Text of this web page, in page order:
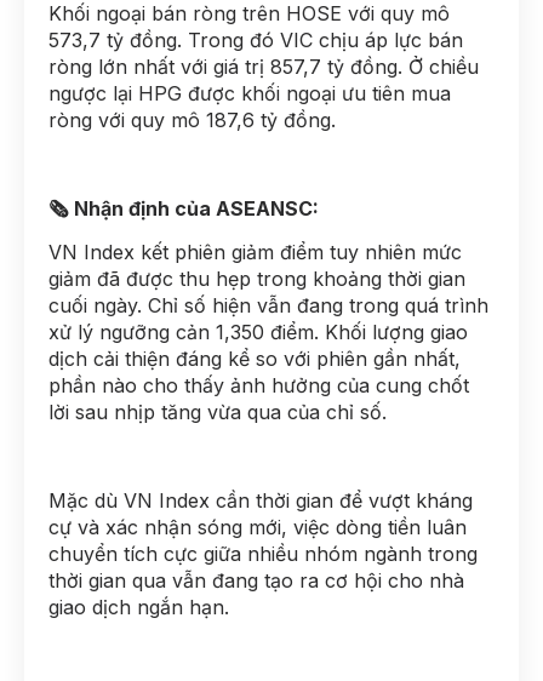
Khối ngoại bán ròng trên HOSE với quy mô
573,7 tỷ đồng. Trong đó VIC chịu áp lực bán
ròng lớn nhất với giá trị 857,7 tỷ đồng. Ở chiều
ngược lại HPG được khối ngoại ưu tiên mua
ròng với quy mô 187,6 tỷ đồng.
🗞 Nhận định của ASEANSC:
VN Index kết phiên giảm điểm tuy nhiên mức
giảm đã được thu hẹp trong khoảng thời gian
cuối ngày. Chỉ số hiện vẫn đang trong quá trình
xử lý ngưỡng cản 1,350 điểm. Khối lượng giao
dịch cải thiện đáng kể so với phiên gần nhất,
phần nào cho thấy ảnh hưởng của cung chốt
lời sau nhịp tăng vừa qua của chỉ số.
Mặc dù VN Index cần thời gian để vượt kháng
cự và xác nhận sóng mới, việc dòng tiền luân
chuyển tích cực giữa nhiều nhóm ngành trong
thời gian qua vẫn đang tạo ra cơ hội cho nhà
giao dịch ngắn hạn.